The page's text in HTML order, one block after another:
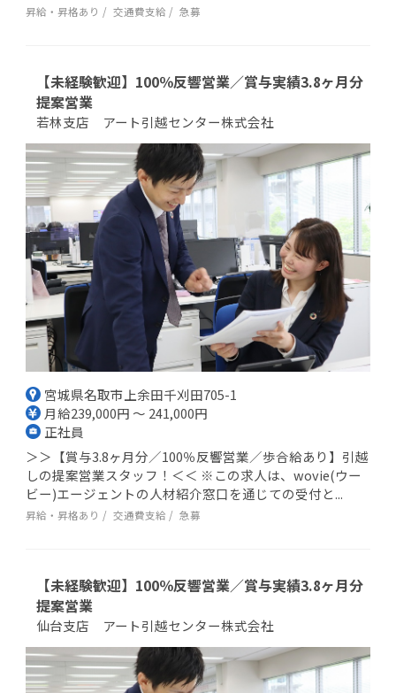
昇給・昇格あり 交通費支給 急募
【未経験歓迎】100％反響営業／賞与実績3.8ヶ月分
提案営業
若林支店 アート引越センター株式会社
宮城県名取市上余田千刈田705-1
月給239,000円 ～ 241,000円
正社員
＞＞【賞与3.8ヶ月分／100％反響営業／歩合給あり】引越
しの提案営業スタッフ！＜＜ ※この求人は、wovie(ウー
ビー)エージェントの人材紹介窓口を通じての受付と...
昇給・昇格あり 交通費支給 急募
【未経験歓迎】100％反響営業／賞与実績3.8ヶ月分
提案営業
仙台支店 アート引越センター株式会社